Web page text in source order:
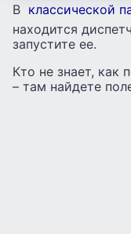
В классической
находится
запустите ее.
Кто не знает, как
– там найдете